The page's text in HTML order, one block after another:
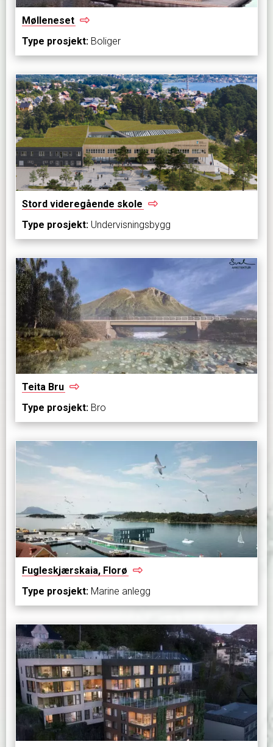
Mølleneset
Type prosjekt: Boliger
Stord videregående skole
Type prosjekt: Undervisningsbygg
Teita Bru
Type prosjekt: Bro
Fugleskjærskaia, Florø
Type prosjekt: Marine anlegg